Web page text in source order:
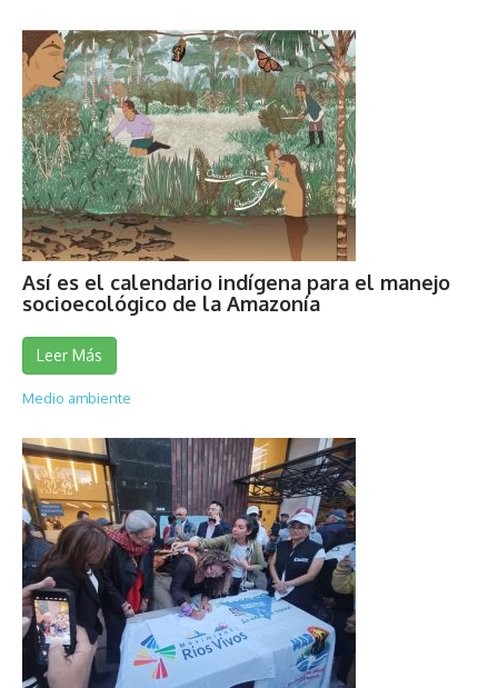
Así es el calendario indígena para el manejo
socioecológico de la Amazonía
Leer Más
Medio ambiente